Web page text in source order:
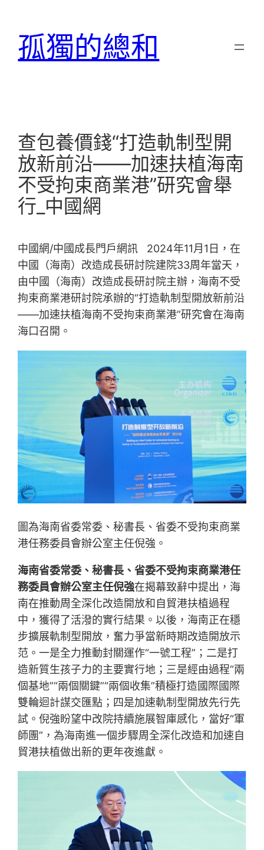
孤獨的總和
查包養價錢“打造軌制型開
放新前沿——加速扶植海南
不受拘束商業港”研究會舉
行_中國網
中國網/中國成長門戶網訊 2024年11月1日，在
中國（海南）改造成長研討院建院33周年當天，
由中國（海南）改造成長研討院主辦，海南不受
拘束商業港研討院承辦的“打造軌制型開放新前沿
——加速扶植海南不受拘束商業港”研究會在海南
海口召開。
圖為海南省委常委、秘書長、省委不受拘束商業
港任務委員會辦公室主任倪強。
海南省委常委、秘書長、省委不受拘束商業港任
務委員會辦公室主任倪強在揭幕致辭中提出，海
南在推動周全深化改造開放和自貿港扶植過程
中，獲得了活潑的實行結果。以後，海南正在穩
步擴展軌制型開放，奮力爭當新時期改造開放示
范。一是全力推動封關運作“一號工程”；二是打
造新質生孩子力的主要實行地；三是經由過程“兩
個基地”“兩個關鍵”“兩個收集”積極打造國際國際
雙輪迴計謀交匯點；四是加速軌制型開放先行先
試。倪強盼望中改院持續施展智庫感化，當好“軍
師團”，為海南進一個步驟周全深化改造和加速自
貿港扶植做出新的更年夜進獻。